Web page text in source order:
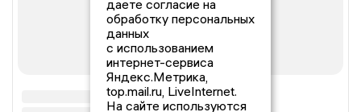
даете согласие на
обработку персональных
данных
с использованием
интернет-сервиса
Яндекс.Метрика,
top.mail.ru, LiveInternet.
На сайте используются